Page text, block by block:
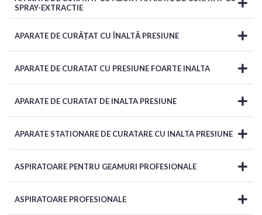
SPRAY-EXTRACTIE
APARATE DE CURĂȚAT CU ÎNALTĂ PRESIUNE
APARATE DE CURATAT CU PRESIUNE FOARTE INALTA
APARATE DE CURATAT DE INALTA PRESIUNE
APARATE STATIONARE DE CURATARE CU INALTA PRESIUNE
ASPIRATOARE PENTRU GEAMURI PROFESIONALE
ASPIRATOARE PROFESIONALE